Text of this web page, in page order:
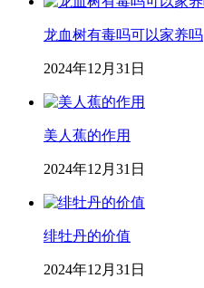
龙血树有毒吗可以家养吗
2024年12月31日
美人蕉的作用
2024年12月31日
绯牡丹的价值
2024年12月31日